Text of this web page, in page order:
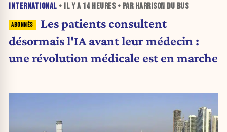
INTERNATIONAL • IL Y A 14 HEURES• PAR HARRISON DU BUS
Les patients consultent
désormais l'IA avant leur médecin :
une révolution médicale est en marche